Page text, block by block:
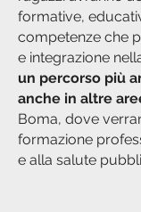
formative,
competenze che
e integrazione
un percorso più
anche in altre
Boma, dove
formazione
e alla salute